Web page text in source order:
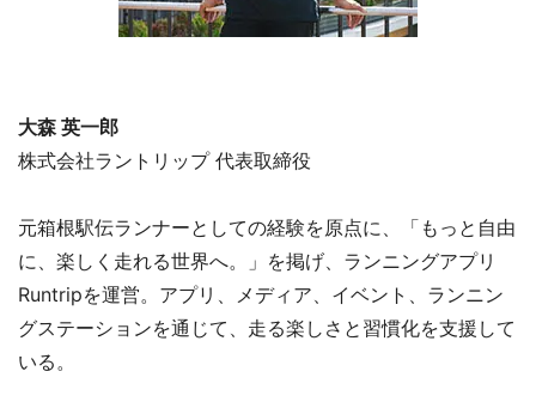
大森 英一郎
株式会社ラントリップ 代表取締役
元箱根駅伝ランナーとしての経験を原点に、「もっと自由
に、楽しく走れる世界へ。」を掲げ、ランニングアプリ
Runtripを運営。アプリ、メディア、イベント、ランニン
グステーションを通じて、走る楽しさと習慣化を支援して
いる。